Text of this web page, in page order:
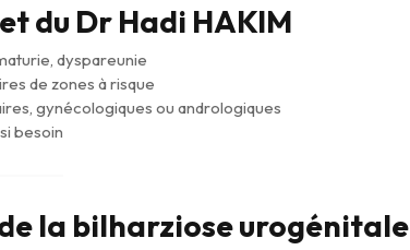
du Dr Hadi HAKIM
dyspareunie
de zones à risque
gynécologiques ou andrologiques
besoin
la bilharziose urogénitale